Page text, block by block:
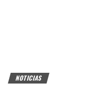
NOTICIAS